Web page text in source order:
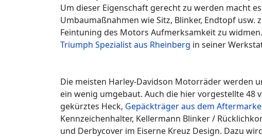
Um dieser Eigenschaft gerecht zu werden macht
Umbaumaßnahmen wie Sitz, Blinker, Endtopf usw.
Feintuning des Motors Aufmerksamkeit zu
Triumph Spezialist aus Rheinberg in seiner
Die meisten Harley-Davidson Motorräder werden
ein wenig umgebaut. Auch die hier vorgestellte 48
gekürztes Heck, Gepäckträger aus dem
Kennzeichenhalter, Kellermann Blinker /
und Derbycover im Eiserne Kreuz Design. Dazu